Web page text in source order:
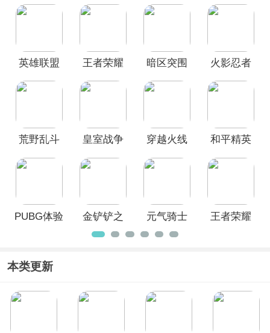
手游，3322软件站整理汇集了多款热门
服、PUBG体验服、金铲铲之战体验服
等，欢迎广大用户前来本站免费下载！
英雄联盟
王者荣耀
方正版
暗区突围
方正版
火影忍者
荒野乱斗
皇室战争
方最新版
穿越火线
体验服
和平精英
方正版
PUBG体验
金铲铲之
战体验服
元气骑士
测试服
王者荣耀
本类更新